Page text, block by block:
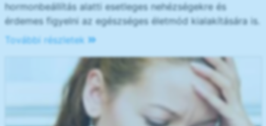
hormonbeállítás alatti esetleges nehézségekre és
érdemes figyelni az egészséges életmód kialakítására is.
További részletek